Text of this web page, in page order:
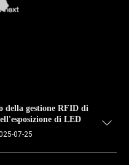
della gestione RFID di
di LED
07-25